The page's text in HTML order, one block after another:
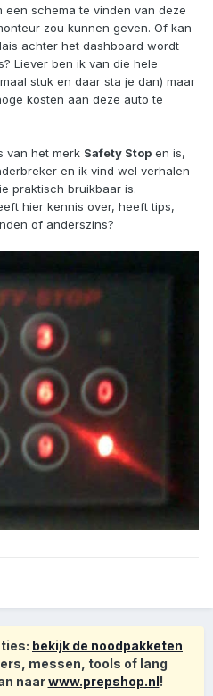
een schema te vinden van deze
zou kunnen geven. Of kan
achter het dashboard wordt
Liever ben ik van die hele
stuk en daar sta je dan) maar
kosten aan deze auto te
van het merk Safety Stop en is,
en ik vind wel verhalen
praktisch bruikbaar is.
hier kennis over, heeft tips,
of anderszins?
bekijk de noodpakketen
messen, tools of lang
naarwww.prepshop.nl!